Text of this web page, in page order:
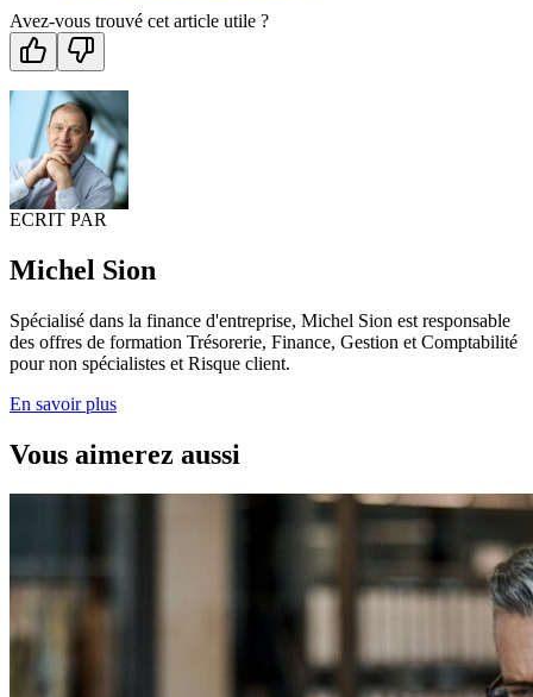
Avez-vous trouvé cet article utile ?
ECRIT PAR
Michel Sion
Spécialisé dans la finance d'entreprise, Michel Sion est responsable
des offres de formation Trésorerie, Finance, Gestion et Comptabilité
pour non spécialistes et Risque client.
En savoir plus
Vous aimerez aussi